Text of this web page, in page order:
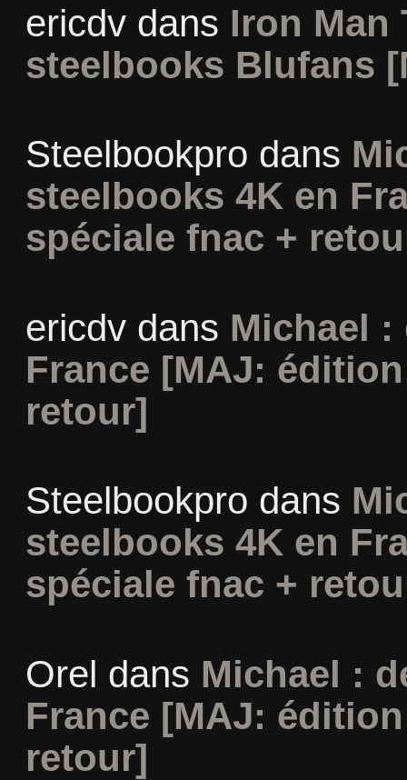
ericdvdans Iron Man
steelbooks Blufans
Steelbookpro dans
steelbooks 4K en
spéciale fnac +
ericdvdans Michael :
France [MAJ:
retour]
Steelbookpro dans
steelbooks 4K en
spéciale fnac +
Orel dans Michael :
France [MAJ:
retour]